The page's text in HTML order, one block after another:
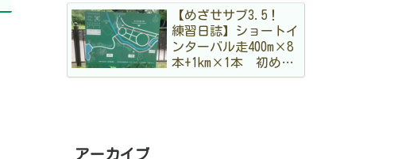
【めざせサブ3.5！
練習日誌】ショートイ
ンターバル走400m×8
本+1km×1本 初めて
のメニュー。まだ手探
アーカイブ